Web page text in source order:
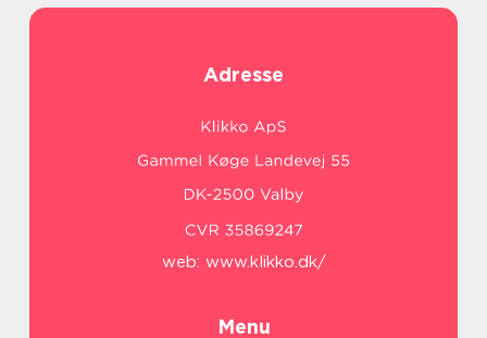
Adresse
web: www.klikko.dk/
Menu